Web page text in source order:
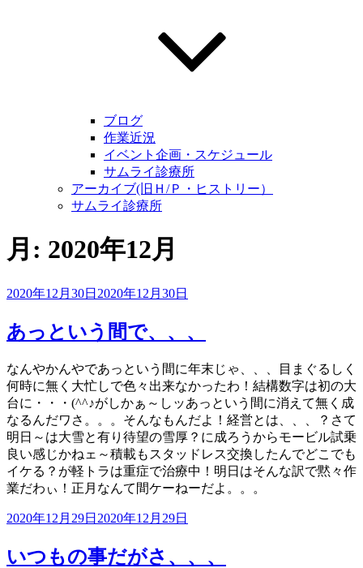
ブログ
作業近況
イベント企画・スケジュール
サムライ診療所
アーカイブ(旧Ｈ/Ｐ・ヒストリー）
サムライ診療所
月: 2020年12月
投
日:
2020年12月30日 2020年12月30日
あっという間で、、、
なんやかんやであっという間に年末じゃ、、、目まぐるしく
何時に無く大忙しで色々出来なかったわ！結構数字は初の大
台に・・・(^^♪がしかぁ～しッあっという間に消えて無く成
なるんだワさ。。。そんなもんだよ！経営とは、、、？さて
明日～は大雪と有り待望の雪厚？に成ろうからモービル試乗
良い感じかねェ～積載もスタッドレス交換したんでどこでも
イケる？が軽トラは重症で治療中！明日はそんな訳で黙々作
業だわぃ！正月なんて間ケーねーだよ。。。
投
日:
2020年12月29日 2020年12月29日
いつもの事だがさ、、、